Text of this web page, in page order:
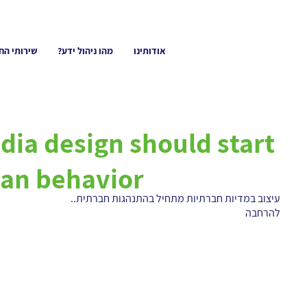
אודותינו מהו ניהול ידע? שירותי
design should start
behavior
עיצוב במדיות חברתיות מתחיל בהתנהגות חברתית..
להרחבה